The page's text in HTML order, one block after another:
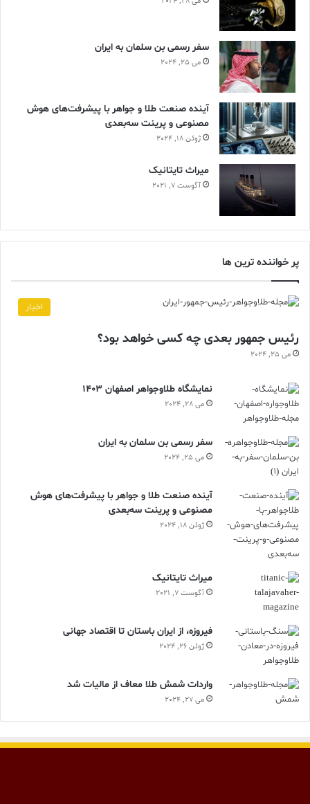
سفر رسمی بن سلمان به ایران
می 25, 2024
آینده صنعت طلا و جواهر با پیشرفت‌های هوش
مصنوعی و پرینت سه‌بعدی
ژوئن 18, 2024
ميراث تايتانيک
آگوست 7, 2021
پر خواننده ترین ها
اخبار
رئیس جمهور بعدی چه کسی خواهد بود؟
می 25, 2024
نمایشگاه طلاوجواهر اصفهان 1403
می 28, 2024
سفر رسمی بن سلمان به ایران
می 25, 2024
آینده صنعت طلا و جواهر با پیشرفت‌های هوش
مصنوعی و پرینت سه‌بعدی
ژوئن 18, 2024
ميراث تايتانيک
آگوست 7, 2021
فیروزه، از ایران باستان تا اقتصاد جهانی
ژوئن 26, 2024
واردات شمش طلا معاف از مالیات شد
می 27, 2024